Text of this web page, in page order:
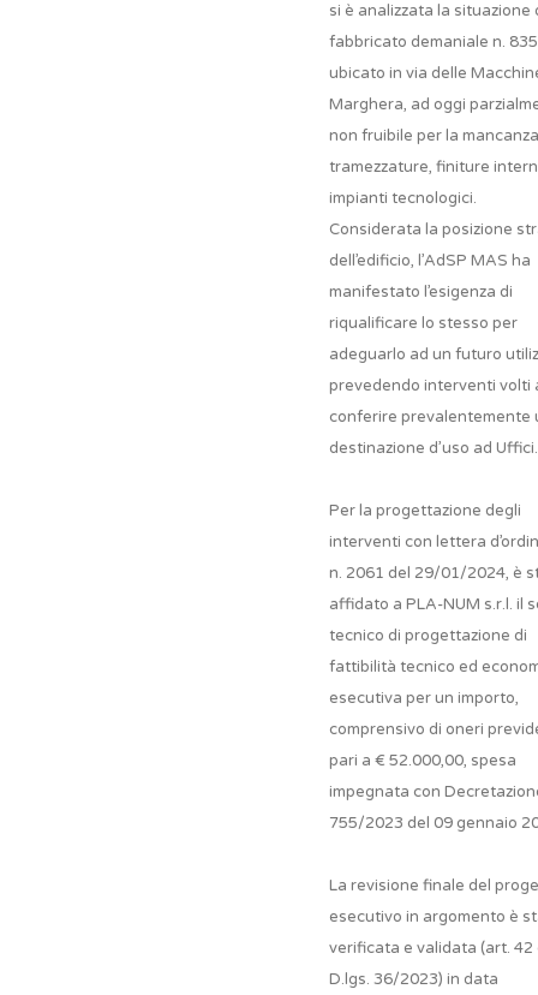
si è analizzata la situazione
fabbricato demaniale n. 835
ubicato in via delle
Marghera, ad oggi
non fruibile per la
tramezzature, finiture
impianti tecnologici.
Considerata la posizione
dell’edificio, l’AdSP MAS ha
manifestato l’esigenza di
riqualificare lo stesso per
adeguarlo ad un futuro
prevedendo interventi volti
conferire prevalentemente
destinazione d’uso ad Uffici.
Per la progettazione degli
interventi con lettera
n. 2061 del 29/01/2024, è
affidato a PLA-NUM s.r.l. il
tecnico di progettazione di
fattibilità tecnico ed
esecutiva per un importo,
comprensivo di oneri
pari a € 52.000,00, spesa
impegnata con
755/2023 del 09 gennaio
La revisione finale del
esecutivo in argomento è
verificata e validata (art. 42
D.lgs. 36/2023) in data